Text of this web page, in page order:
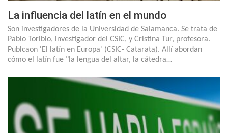
La influencia del latín en el mundo
Son investigadores de la Universidad de Salamanca. Se trata de
Pablo Toribio, investigador del CSIC, y Cristina Tur, profesora.
Publcaon 'El latín en Europa' (CSIC- Catarata). Allí abordan
cómo el latín fue "la lengua del altar, la cátedra…